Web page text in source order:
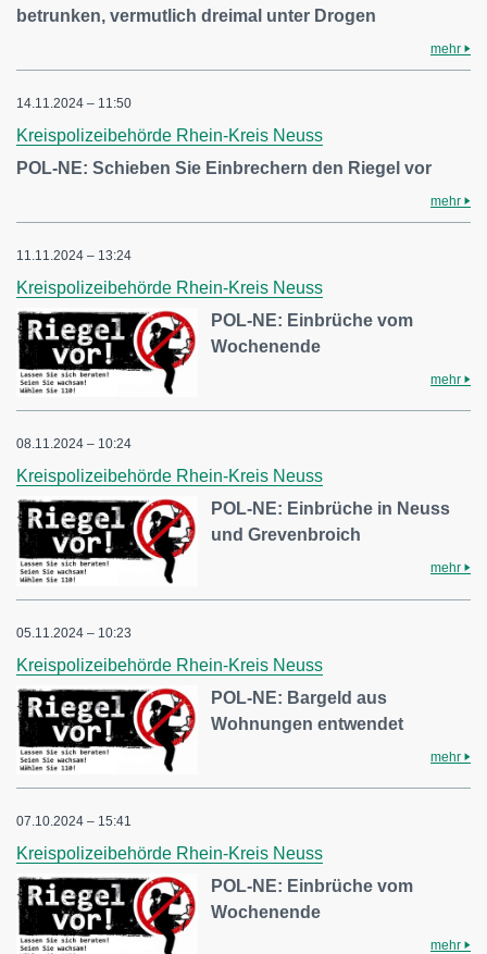
betrunken, vermutlich dreimal unter Drogen
mehr
14.11.2024 – 11:50
Kreispolizeibehörde Rhein-Kreis Neuss
POL-NE: Schieben Sie Einbrechern den Riegel vor
mehr
11.11.2024 – 13:24
Kreispolizeibehörde Rhein-Kreis Neuss
POL-NE: Einbrüche vom
Wochenende
mehr
08.11.2024 – 10:24
Kreispolizeibehörde Rhein-Kreis Neuss
POL-NE: Einbrüche in Neuss
und Grevenbroich
mehr
05.11.2024 – 10:23
Kreispolizeibehörde Rhein-Kreis Neuss
POL-NE: Bargeld aus
Wohnungen entwendet
mehr
07.10.2024 – 15:41
Kreispolizeibehörde Rhein-Kreis Neuss
POL-NE: Einbrüche vom
Wochenende
mehr